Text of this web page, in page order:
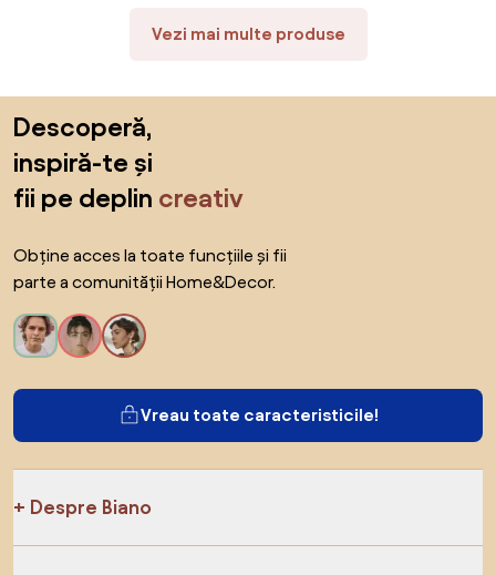
Vezi mai multe produse
Descoperă,
inspiră-te și
fii pe deplin creativ
Obține acces la toate funcțiile și fii
parte a comunității Home&Decor.
Vreau toate caracteristicile!
Despre Biano